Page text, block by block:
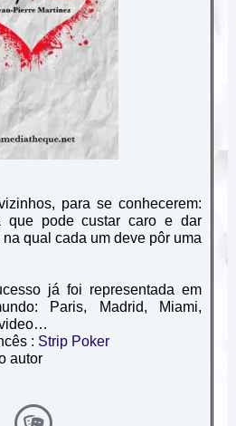
para se conhecerem:
que pode custar caro e dar
na qual cada um deve pôr uma
já foi representada em
Paris, Madrid, Miami,
: Strip Poker
autor